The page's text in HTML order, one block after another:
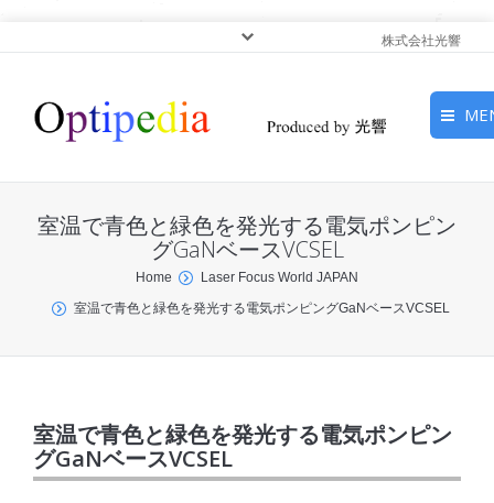
株式会社光響
ピックアップ
サービス
室温で青色と緑色を発光する電気ポンピン
グGaNベースVCSEL
You are here:Home
Laser Focus World JAPAN
室温で青色と緑色を発光する電気ポンピングGaNベースVCSEL
室温で青色と緑色を発光する電気ポンピン
グGaNベースVCSEL